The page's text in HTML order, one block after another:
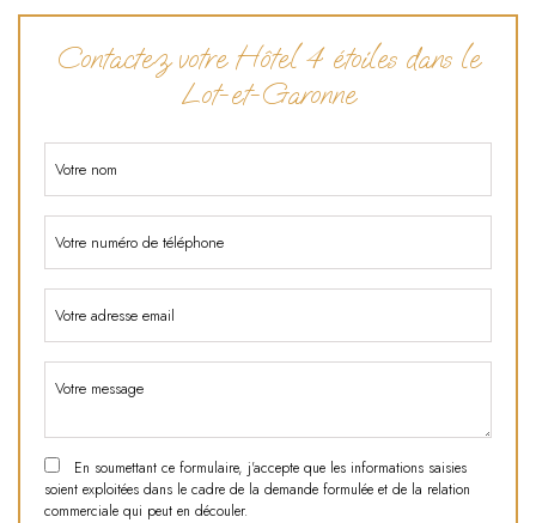
Contactez votre Hôtel 4 étoiles dans le
Lot-et-Garonne
En soumettant ce formulaire, j'accepte que les informations saisies
soient exploitées dans le cadre de la demande formulée et de la relation
commerciale qui peut en découler.